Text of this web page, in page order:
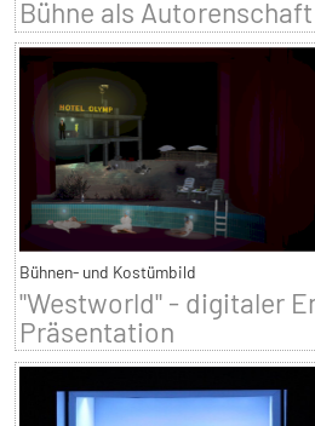
Bühne als Autorenschaft
Bühnen- und Kostümbild
"Westworld" - digitaler
Präsentation